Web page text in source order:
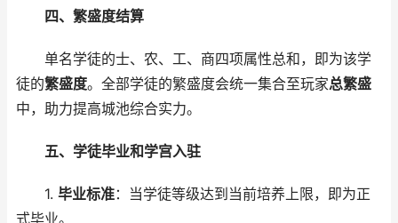
四、繁盛度结算
单名学徒的士、农、工、商四项属性总和，即为该学
徒的繁盛度。全部学徒的繁盛度会统一集合至玩家总繁盛
中，助力提高城池综合实力。
五、学徒毕业和学宫入驻
1. 毕业标准：当学徒等级达到当前培养上限，即为正
式毕业。